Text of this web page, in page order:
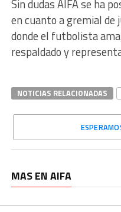
Sin dudas AIFA se ha
en cuanto a gremial de
donde el futbolista
respaldado y
NOTICIAS RELACIONADAS
MAS EN AIFA